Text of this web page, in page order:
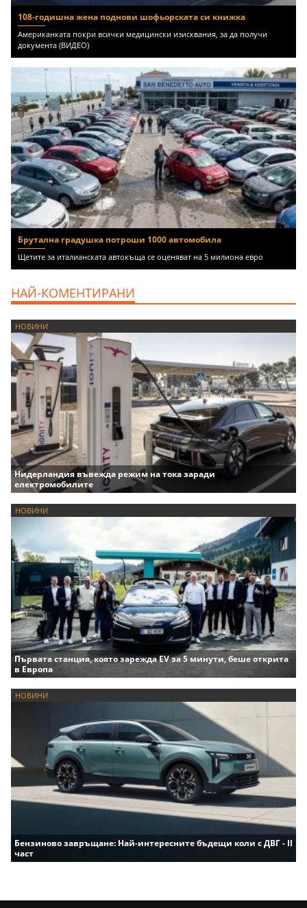
108-годишна жена поднови шофьорската си книжка
Американката покри всички медицински изисквания, за да получи
документа (ВИДЕО)
Брутална градушка потроши 1000 автомобила
Щетите за италианската автокъща се оценяват на 5 милиона евро
НАЙ-КОМЕНТИРАНИ
НОВИНИ
Нидерландия въвежда режим на тока заради
електромобилите
НОВИНИ
Първата станция, която зарежда EV за 5 минути, беше открита
в Европа
НОВИНИ
Бензиново завръщане: Най-интересните бъдещи коли с ДВГ - II
част